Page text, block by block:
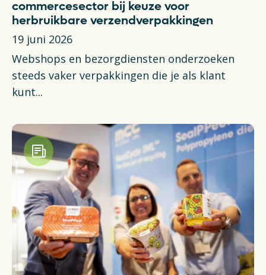
commercesector bij keuze voor
herbruikbare verzendverpakkingen
19 juni 2026
Webshops en bezorgdiensten onderzoeken
steeds vaker verpakkingen die je als klant
kunt...